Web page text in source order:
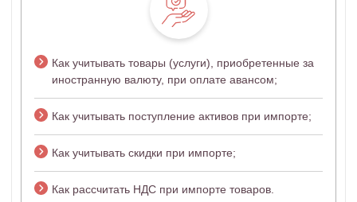
Как учитывать товары (услуги), приобретенные за
иностранную валюту, при оплате авансом;
Как учитывать поступление активов при импорте;
Как учитывать скидки при импорте;
Как рассчитать НДС при импорте товаров.